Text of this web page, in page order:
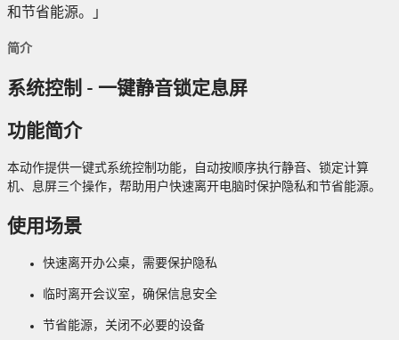
和节省能源。」
简介
系统控制 - 一键静音锁定息屏
功能简介
本动作提供一键式系统控制功能，自动按顺序执行静音、锁定计算
机、息屏三个操作，帮助用户快速离开电脑时保护隐私和节省能源。
使用场景
快速离开办公桌，需要保护隐私
临时离开会议室，确保信息安全
节省能源，关闭不必要的设备